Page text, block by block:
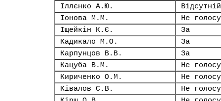
Іллєнко А.Ю.
Відсутній
Іонова М.М.
Не
Іщейкін К.Є.
За
Кадикало М.О.
За
Карпунцов В.В.
За
Кацуба В.М.
Не
Кириченко О.М.
Не
Ківалов С.В.
Не